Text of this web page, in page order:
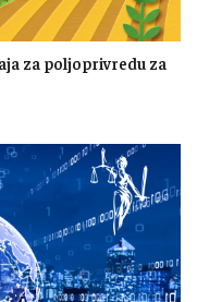
za poljoprivredu za